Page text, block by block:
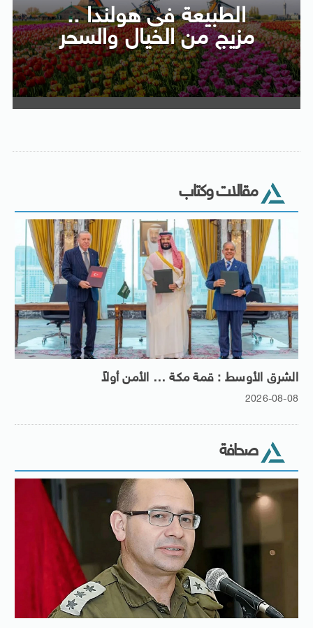
الطبيعة فى هولندا ..
مزيج من الخيال والسحر
مقالات وكتاب
الشرق الأوسط : قمة مكة … الأمن أولاً
2026-08-08
صحافة